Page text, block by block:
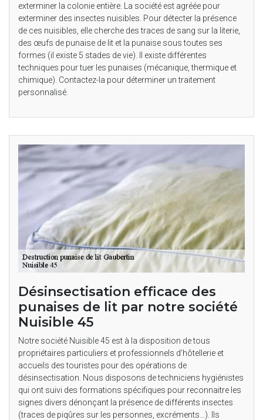
exterminer la colonie entière. La société est agréée pour
exterminer des insectes nuisibles. Pour détecter la présence
de ces nuisibles, elle cherche des traces de sang sur la literie,
des œufs de punaise de lit et la punaise sous toutes ses
formes (il existe 5 stades de vie). Il existe différentes
techniques pour tuer les punaises (mécanique, thermique et
chimique). Contactez-la pour déterminer un traitement
personnalisé.
Désinsectisation efficace des
punaises de lit par notre société
Nuisible 45
Notre société Nuisible 45 est à la disposition de tous
propriétaires particuliers et professionnels d’hôtellerie et
accueils des touristes pour des opérations de
désinsectisation. Nous disposons de techniciens hygiénistes
qui ont suivi des formations spécifiques pour reconnaitre les
signes divers dénonçant la présence de différents insectes
(traces de piqûres sur les personnes, excréments…). Ils